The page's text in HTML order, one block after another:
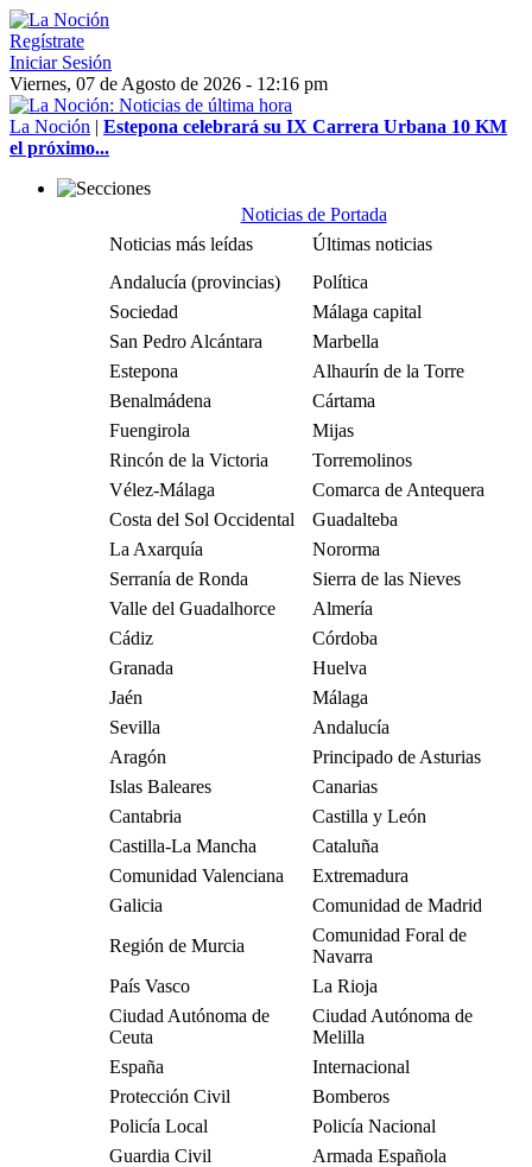
Regístrate
Iniciar Sesión
Viernes, 07 de Agosto de 2026 - 12:16 pm
La Noción | Estepona celebrará su IX Carrera Urbana 10 KM
el próximo...
Noticias de Portada
Noticias más leídas
Últimas noticias
Andalucía (provincias)
Política
Sociedad
Málaga capital
San Pedro Alcántara
Marbella
Estepona
Alhaurín de la Torre
Benalmádena
Cártama
Fuengirola
Mijas
Rincón de la Victoria
Torremolinos
Vélez-Málaga
Comarca de Antequera
Costa del Sol Occidental
Guadalteba
La Axarquía
Nororma
Serranía de Ronda
Sierra de las Nieves
Valle del Guadalhorce
Almería
Cádiz
Córdoba
Granada
Huelva
Jaén
Málaga
Sevilla
Andalucía
Aragón
Principado de Asturias
Islas Baleares
Canarias
Cantabria
Castilla y León
Castilla-La Mancha
Cataluña
Comunidad Valenciana
Extremadura
Galicia
Comunidad de Madrid
Región de Murcia
Comunidad Foral de
Navarra
País Vasco
La Rioja
Ciudad Autónoma de
Ceuta
Ciudad Autónoma de
Melilla
España
Internacional
Protección Civil
Bomberos
Policía Local
Policía Nacional
Guardia Civil
Armada Española